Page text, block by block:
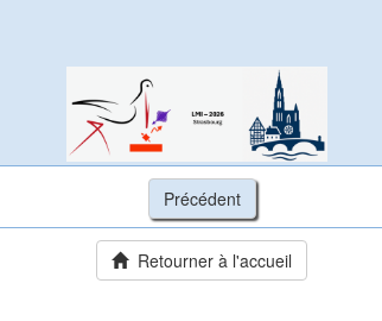
Retourner à l'accueil